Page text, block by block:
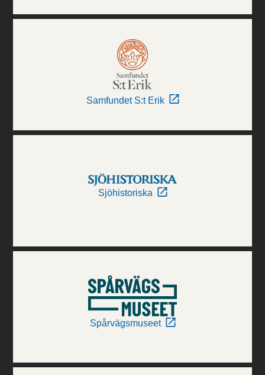
Samfundet S:t Erik
Sjöhistoriska
Spårvägsmuseet